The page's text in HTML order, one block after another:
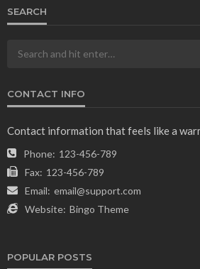
SEARCH
CONTACT INFO
Contact information that feels like a
Phone: 123-456-789
Fax: 123-456-789
Email: email@support.com
Website: Bingo Theme
POPULAR POSTS